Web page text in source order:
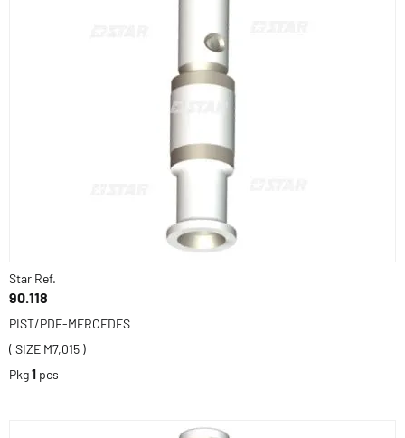
Star Ref.
90.118
PIST/PDE-MERCEDES
( SIZE M7,015 )
Pkg1 pcs